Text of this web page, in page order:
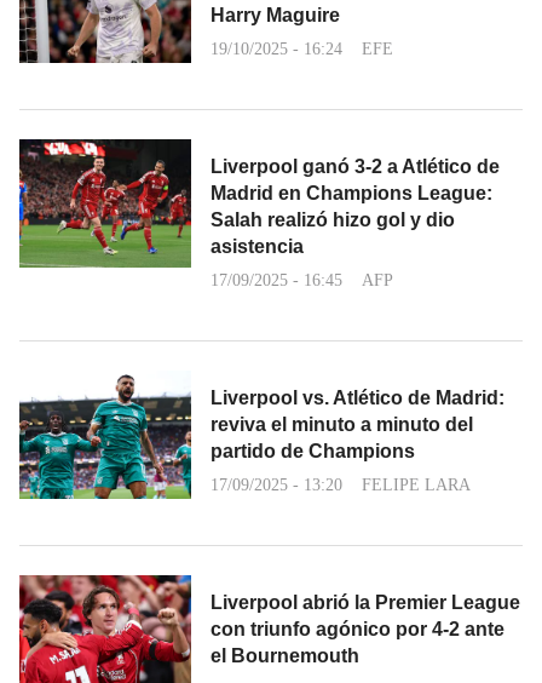
Harry Maguire
19/10/2025 - 16:24 EFE
Liverpool ganó 3-2 a Atlético de
Madrid en Champions League:
Salah realizó hizo gol y dio
asistencia
17/09/2025 - 16:45 AFP
Liverpool vs. Atlético de Madrid:
reviva el minuto a minuto del
partido de Champions
17/09/2025 - 13:20 FELIPE LARA
Liverpool abrió la Premier League
con triunfo agónico por 4-2 ante
el Bournemouth